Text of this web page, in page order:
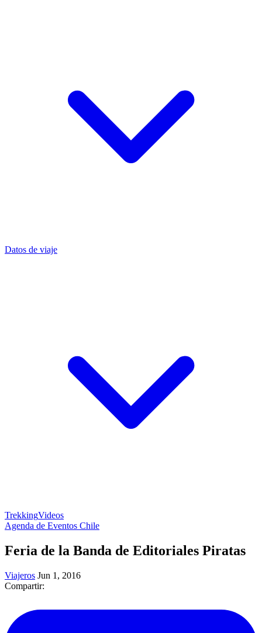
Datos de viaje
TrekkingVideos
Agenda de Eventos Chile
Feria de la Banda de Editoriales Piratas
Viajeros Jun 1, 2016
Compartir: